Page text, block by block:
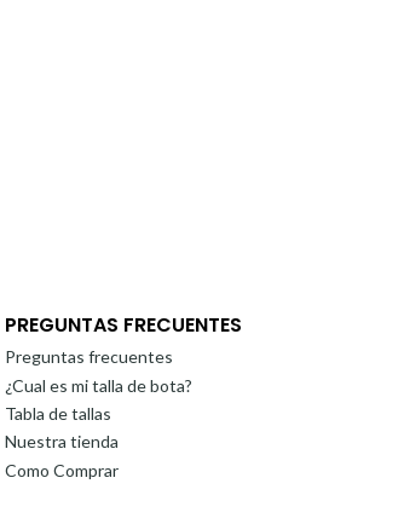
PREGUNTAS FRECUENTES
Preguntas frecuentes
¿Cual es mi talla de bota?
Tabla de tallas
Nuestra tienda
Como Comprar